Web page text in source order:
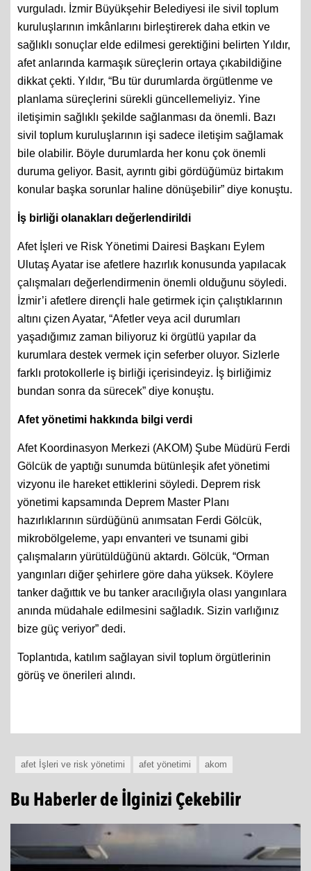
vurguladı. İzmir Büyükşehir Belediyesi ile sivil toplum
kuruluşlarının imkânlarını birleştirerek daha etkin ve
sağlıklı sonuçlar elde edilmesi gerektiğini belirten Yıldır,
afet anlarında karmaşık süreçlerin ortaya çıkabildiğine
dikkat çekti. Yıldır, “Bu tür durumlarda örgütlenme ve
planlama süreçlerini sürekli güncellemeliyiz. Yine
iletişimin sağlıklı şekilde sağlanması da önemli. Bazı
sivil toplum kuruluşlarının işi sadece iletişim sağlamak
bile olabilir. Böyle durumlarda her konu çok önemli
duruma geliyor. Basit, ayrıntı gibi gördüğümüz birtakım
konular başka sorunlar haline dönüşebilir” diye konuştu.
İş birliği olanakları değerlendirildi
Afet İşleri ve Risk Yönetimi Dairesi Başkanı Eylem
Ulutaş Ayatar ise afetlere hazırlık konusunda yapılacak
çalışmaları değerlendirmenin önemli olduğunu söyledi.
İzmir’i afetlere dirençli hale getirmek için çalıştıklarının
altını çizen Ayatar, “Afetler veya acil durumları
yaşadığımız zaman biliyoruz ki örgütlü yapılar da
kurumlara destek vermek için seferber oluyor. Sizlerle
farklı protokollerle iş birliği içerisindeyiz. İş birliğimiz
bundan sonra da sürecek” diye konuştu.
Afet yönetimi hakkında bilgi verdi
Afet Koordinasyon Merkezi (AKOM) Şube Müdürü Ferdi
Gölcük de yaptığı sunumda bütünleşik afet yönetimi
vizyonu ile hareket ettiklerini söyledi. Deprem risk
yönetimi kapsamında Deprem Master Planı
hazırlıklarının sürdüğünü anımsatan Ferdi Gölcük,
mikrobölgeleme, yapı envanteri ve tsunami gibi
çalışmaların yürütüldüğünü aktardı. Gölcük, “Orman
yangınları diğer şehirlere göre daha yüksek. Köylere
tanker dağıttık ve bu tanker aracılığıyla olası yangınlara
anında müdahale edilmesini sağladık. Sizin varlığınız
bize güç veriyor” dedi.
Toplantıda, katılım sağlayan sivil toplum örgütlerinin
görüş ve önerileri alındı.
afet İşleri ve risk yönetimi afet yönetimi akom
Bu Haberler de İlginizi Çekebilir